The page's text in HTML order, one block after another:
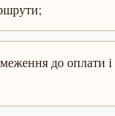
до оплати і